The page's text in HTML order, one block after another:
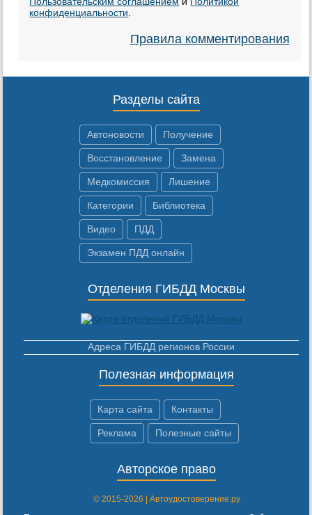
конфиденциальности
Правила комментирования
Разделы сайта
Автоновости Получение
Восстановление Замена
Медкомиссия Лишение
Категории Библиотека
Видео ПДД
Экзамен ПДД онлайн
Отделения ГИБДД Москвы
Адреса ГИБДД регионов России
Полезная информация
Карта сайта Контакты
Реклама Полезные сайты
Авторское право
© 2015-2026 | Автоудостоверение.ру